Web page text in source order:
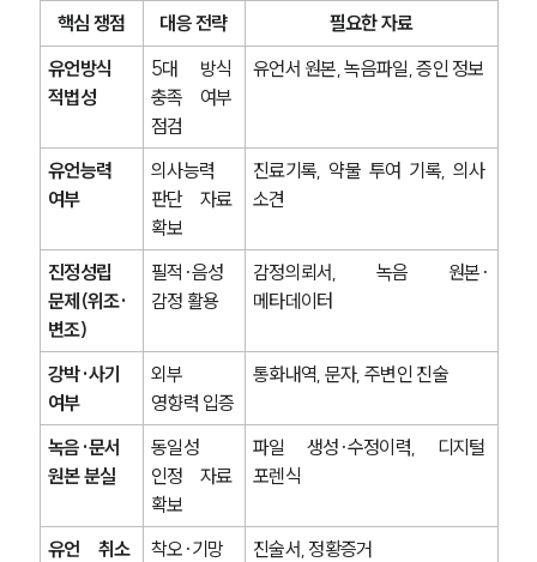
핵심 쟁점 대응 전략
필요한 자료
유언방식
적법성
5대 방식
충족 여부
점검
유언서 원본, 녹음파일, 증인 정보
유언능력
여부
의사능력
판단 자료
확보
진료기록, 약물 투여 기록, 의사
소견
진정성립
문제(위조·
변조)
필적·음성
감정 활용
감정의뢰서, 녹음 원본·
메타데이터
강박·사기
여부
외부
영향력 입증
통화내역, 문자, 주변인 진술
녹음·문서
원본 분실
동일성
인정 자료
확보
파일 생성·수정이력, 디지털
포렌식
유언 취소
착오·기망
진술서, 정황증거